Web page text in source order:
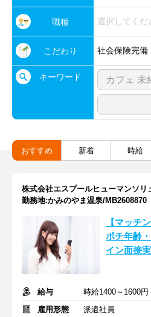
職種 選択してくだ
こだわり 社会保険完備
キーワード
おすすめ 新着 時給
株式会社エスプールヒューマンソリ
勤務地:かみのやま温泉/MB2608870
【マッチ
ポチ年齢
イン面接
給与
時給1400～1600
雇用形態
派遣社員